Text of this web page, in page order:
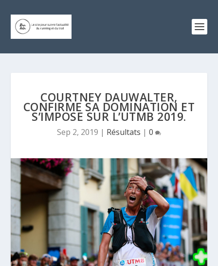
COURTNEY DAUWALTER,
CONFIRME SA DOMINATION ET
S’IMPOSE SUR L’UTMB 2019.
Sep 2, 2019 | Résultats | 0